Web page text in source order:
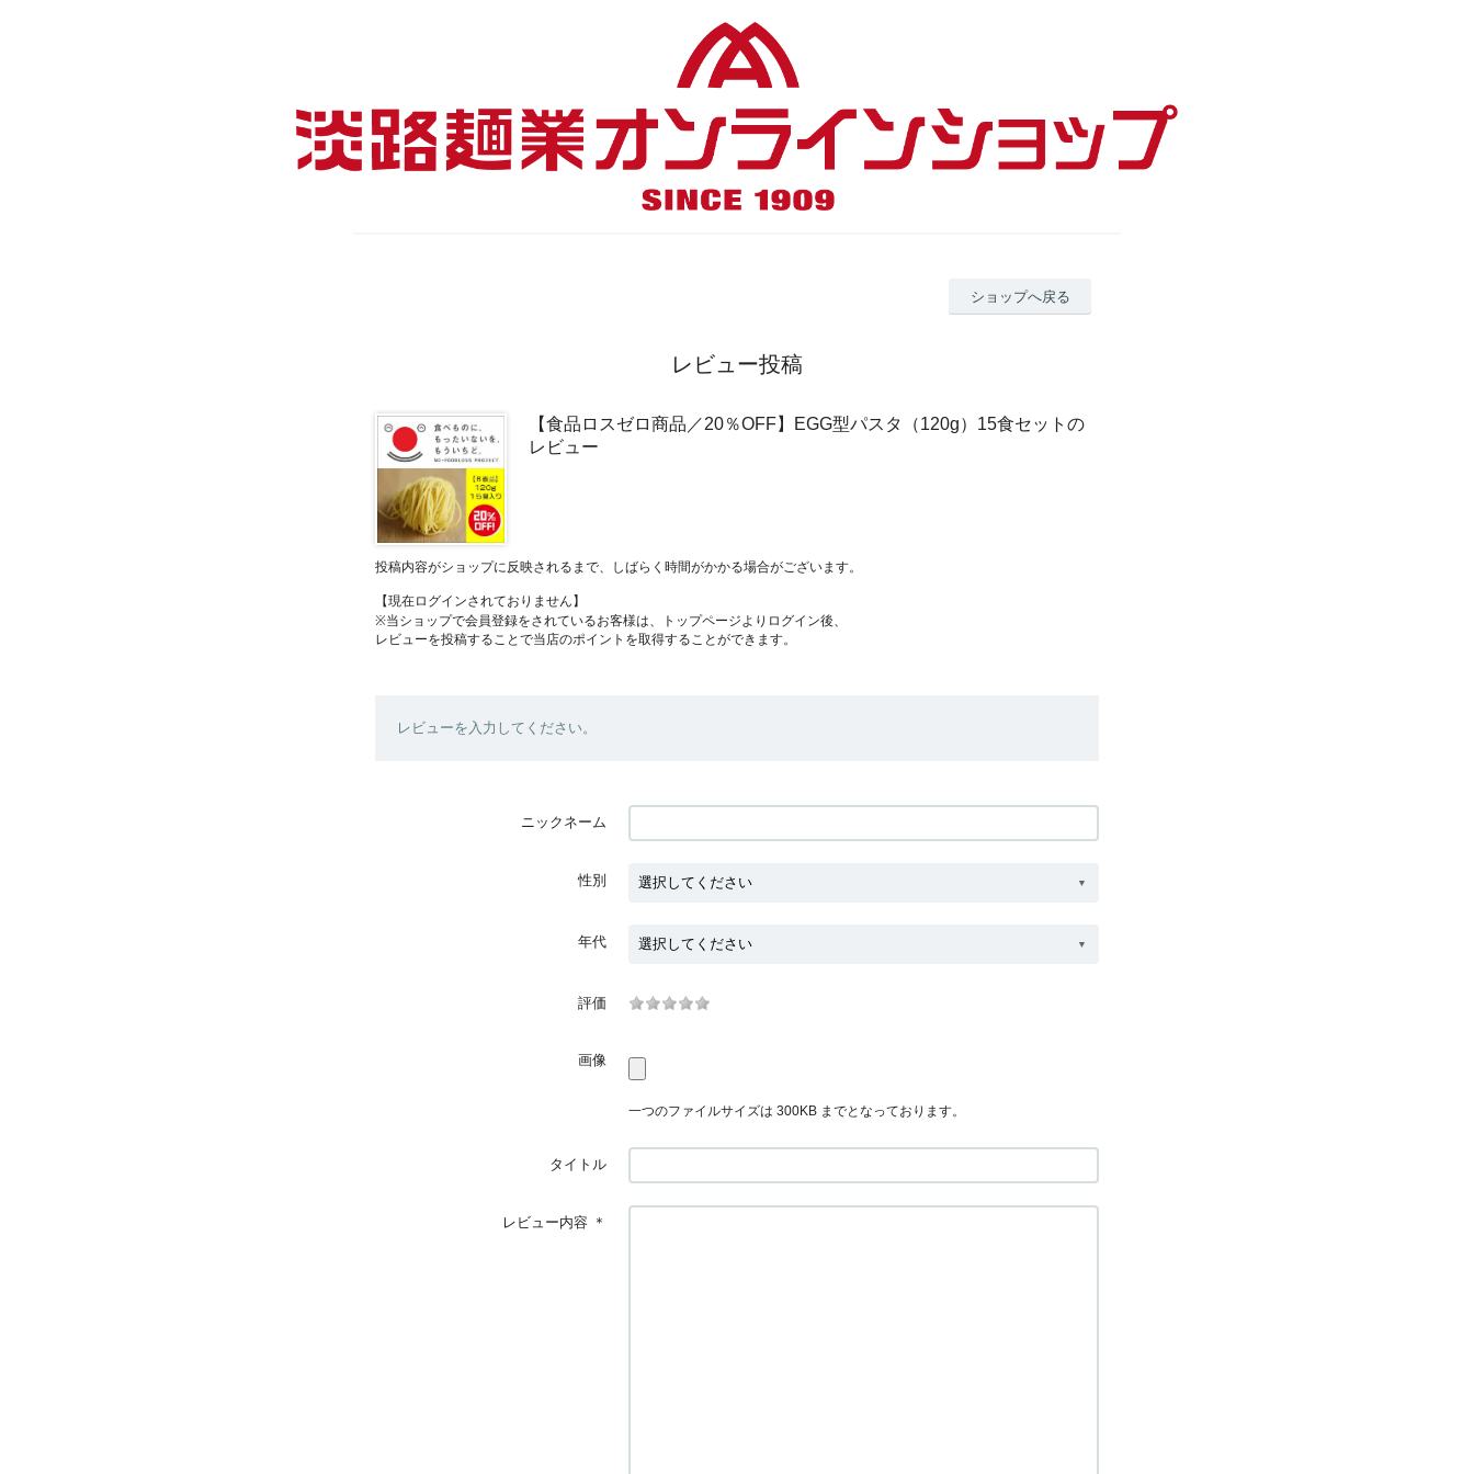
ショップへ戻る
レビュー投稿
【食品ロスゼロ商品／20％OFF】EGG型パスタ（120g）15食セットの
レビュー
投稿内容がショップに反映されるまで、しばらく時間がかかる場合がございます。
【現在ログインされておりません】
※当ショップで会員登録をされているお客様は、トップページよりログイン後、
レビューを投稿することで当店のポイントを取得することができます。
レビューを入力してください。
ニックネーム
性別
年代
評価
画像
一つのファイルサイズは 300KB までとなっております。
タイトル
レビュー内容 ＊